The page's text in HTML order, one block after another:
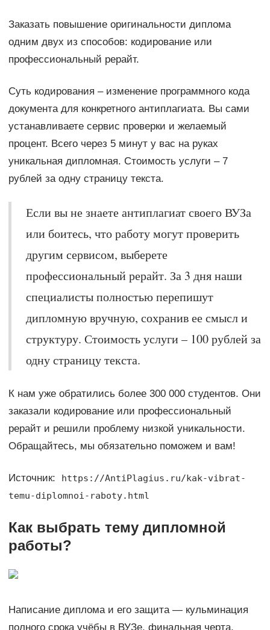
Заказать повышение оригинальности диплома
одним двух из способов: кодирование или
профессиональный рерайт.
Суть кодирования – изменение программного кода
документа для конкретного антиплагиата. Вы сами
устанавливаете сервис проверки и желаемый
процент. Всего через 5 минут у вас на руках
уникальная дипломная. Стоимость услуги – 7
рублей за одну страницу текста.
Если вы не знаете антиплагиат своего ВУЗа
или боитесь, что работу могут проверить
другим сервисом, выберете
профессиональный рерайт. За 3 дня наши
специалисты полностью перепишут
дипломную вручную, сохранив ее смысл и
структуру. Стоимость услуги – 100 рублей за
одну страницу текста.
К нам уже обратились более 300 000 студентов. Они
заказали кодирование или профессиональный
рерайт и решили проблему низкой уникальности.
Обращайтесь, мы обязательно поможем и вам!
Источник:
https://AntiPlagius.ru/kak-vibrat-
temu-diplomnoi-raboty.html
Как выбрать тему дипломной
работы?
Написание диплома и его защита — кульминация
полного срока учёбы в ВУЗе, финальная черта.